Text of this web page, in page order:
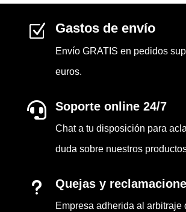
Z Gastos de envío
Envío GRATIS en pedidos
euros.
 Soporte online 24/7
Chat a tu disposición para
duda sobre nuestros
u Quejas y
Empresa adherida al arbitraje